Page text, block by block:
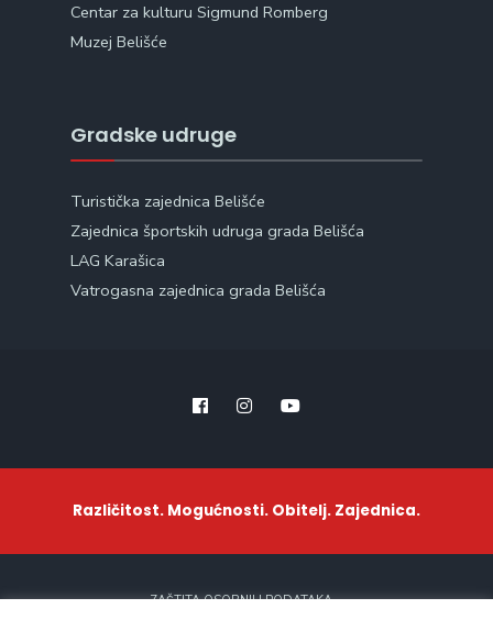
Centar za kulturu Sigmund Romberg
Muzej Belišće
Gradske udruge
Turistička zajednica Belišće
Zajednica športskih udruga grada Belišća
LAG Karašica
Vatrogasna zajednica grada Belišća
Različitost. Mogućnosti. Obitelj. Zajednica.
ZAŠTITA OSOBNIH PODATAKA